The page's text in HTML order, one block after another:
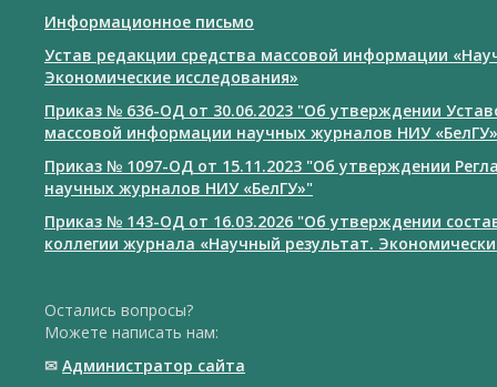
Информационное письмо
Устав редакции средства массовой информации
Экономические исследования»
Приказ № 636-ОД от 30.06.2023 "Об утверждении
массовой информации научных журналов НИУ «БелГУ»
Приказ № 1097-ОД от 15.11.2023 "Об утверждении
научных журналов НИУ «БелГУ»"
Приказ № 143-ОД от 16.03.2026 "Об утверждении
коллегии журнала «Научный результат.
Остались вопросы?
Можете написать нам:
✉ Администратор сайта